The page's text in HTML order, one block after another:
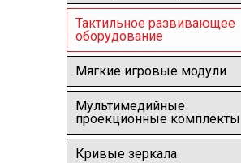
Тактильное развивающее
оборудование
Мягкие игровые модули
Мультимедийные
проекционные комплекты
Кривые зеркала